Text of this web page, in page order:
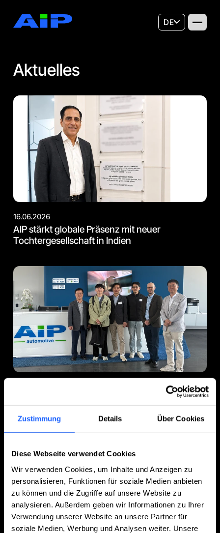
Zustimmung Details Über Cookies
Diese Webseite verwendet Cookies
Wir verwenden Cookies, um Inhalte und Anzeigen zu
personalisieren, Funktionen für soziale Medien anbieten
zu können und die Zugriffe auf unsere Website zu
analysieren. Außerdem geben wir Informationen zu Ihrer
Verwendung unserer Website an unsere Partner für
soziale Medien, Werbung und Analysen weiter. Unsere
DE
Aktuelles
16.06.2026
AIP stärkt globale Präsenz mit neuer
Tochtergesellschaft in Indien